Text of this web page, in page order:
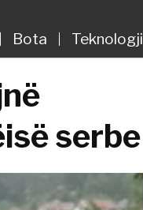
Bota Teknologji
serbe